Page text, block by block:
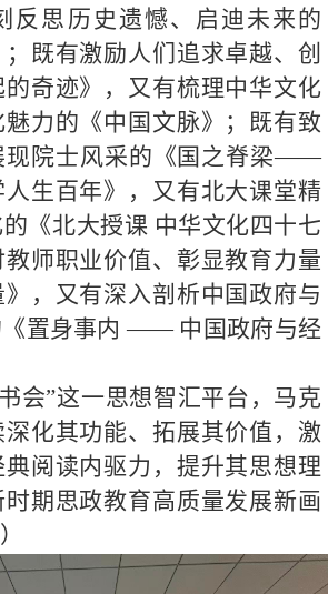
反思历史遗憾、启迪未来的
；既有激励人们追求卓越、创
奇迹》，又有梳理中华文化
力的《中国文脉》；既有致
现院士风采的《国之脊梁——
生百年》，又有北大课堂精
《北大授课 中华文化四十七
师职业价值、彰显教育力量
，又有深入剖析中国政府与
《置身事内 —— 中国政府与经
会”这一思想智汇平台，马克
化其功能、拓展其价值，激
阅读内驱力，提升其思想理
期思政教育高质量发展新画